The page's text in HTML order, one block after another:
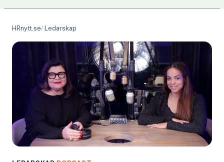
HRnytt.se Ledarskap